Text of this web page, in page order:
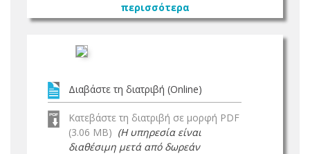
περισσότερα
Διαβάστε τη διατριβή (Online)
Κατεβάστε τη διατριβή σε μορφή PDF
(3.06 MB) (Η υπηρεσία είναι
διαθέσιμη μετά από δωρεάν